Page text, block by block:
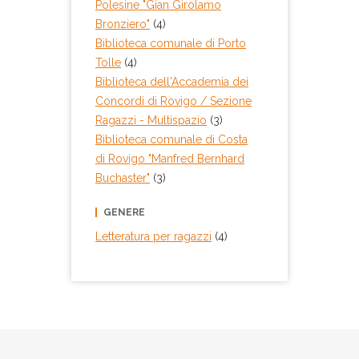
Polesine "Gian Girolamo
Bronziero" (4)
Biblioteca comunale di Porto
Tolle (4)
Biblioteca dell'Accademia dei
Concordi di Rovigo / Sezione
Ragazzi - Multispazio (3)
Biblioteca comunale di Costa
di Rovigo "Manfred Bernhard
Buchaster" (3)
GENERE
Letteratura per ragazzi (4)